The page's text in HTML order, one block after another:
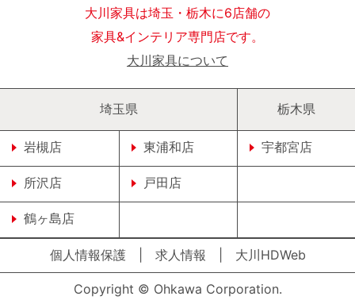
大川家具は埼玉・栃木に6店舗の
家具&インテリア専門店です。
大川家具について
埼玉県
岩槻店 東浦和店
所沢店 戸田店
鶴ヶ島店
栃木県
宇都宮店
個人情報保護| 求人情報 大川HDWeb
Copyright © Ohkawa Corporation.